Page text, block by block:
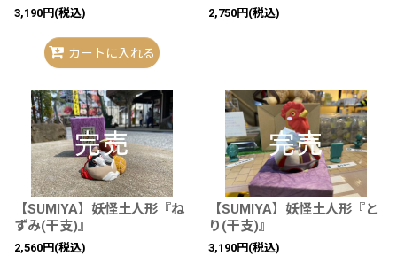
3,190円 (税込)
カートに入れる
2,750円 (税込)
【SUMIYA】妖怪土人形『ね
ずみ(干支)』
2,560円 (税込)
【SUMIYA】妖怪土人形『と
り(干支)』
3,190円 (税込)